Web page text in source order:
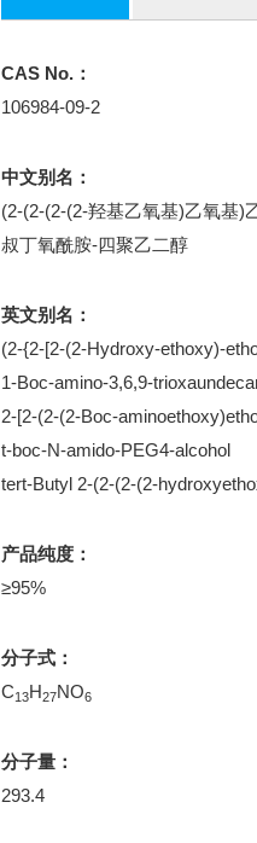
CAS No.：
106984-09-2
中文别名：
(2-(2-(2-(2-羟基乙氧基)乙氧基)
叔丁氧酰胺-四聚乙二醇
英文别名：
(2-{2-[2-(2-Hydroxy-ethoxy)-
1-Boc-amino-3,6,9-
2-[2-(2-(2-Boc-
t-boc-N-amido-PEG4-alcohol
tert-Butyl 2-(2-(2-(2-
产品纯度：
≥95%
分子式：
C13H27NO6
分子量：
293.4